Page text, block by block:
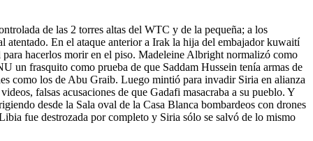
de las 2 torres altas del WTC y de la pequeña; a los
atentado. En el ataque anterior a Irak la hija del embajador kuwaití
hacerlos morir en el piso. Madeleine Albright normalizó como
un frasquito como prueba de que Saddam Hussein tenía armas de
como los de Abu Graib. Luego mintió para invadir Siria en alianza
falsas acusaciones de que Gadafi masacraba a su pueblo. Y
desde la Sala oval de la Casa Blanca bombardeos con drones
fue destrozada por completo y Siria sólo se salvó de lo mismo